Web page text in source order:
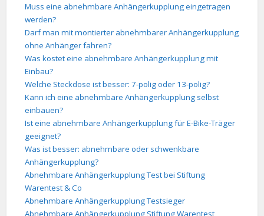
Muss eine abnehmbare Anhängerkupplung eingetragen
werden?
Darf man mit montierter abnehmbarer Anhängerkupplung
ohne Anhänger fahren?
Was kostet eine abnehmbare Anhängerkupplung mit
Einbau?
Welche Steckdose ist besser: 7-polig oder 13-polig?
Kann ich eine abnehmbare Anhängerkupplung selbst
einbauen?
Ist eine abnehmbare Anhängerkupplung für E-Bike-Träger
geeignet?
Was ist besser: abnehmbare oder schwenkbare
Anhängerkupplung?
Abnehmbare Anhängerkupplung Test bei Stiftung
Warentest & Co
Abnehmbare Anhängerkupplung Testsieger
Abnehmbare Anhängerkupplung Stiftung Warentest